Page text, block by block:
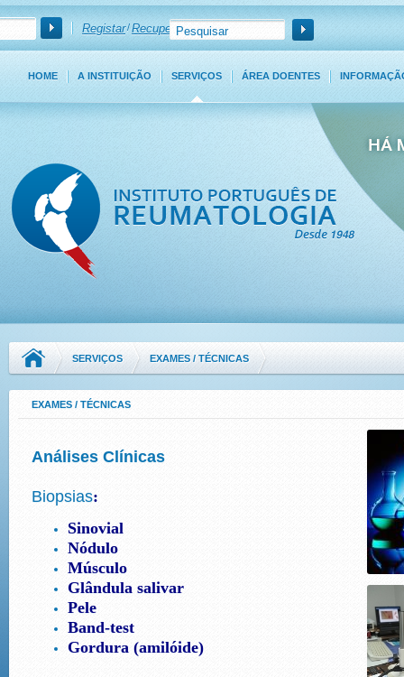
Registar/Recuperar Password
HOME A INSTITUIÇÃO SERVIÇOS ÁREA DOENTES
SERVIÇOS EXAMES / TÉCNICAS
EXAMES / TÉCNICAS
Análises Clínicas
Biopsias:
Sinovial
Nódulo
Músculo
Glândula salivar
Pele
Band-test
Gordura (amilóide)